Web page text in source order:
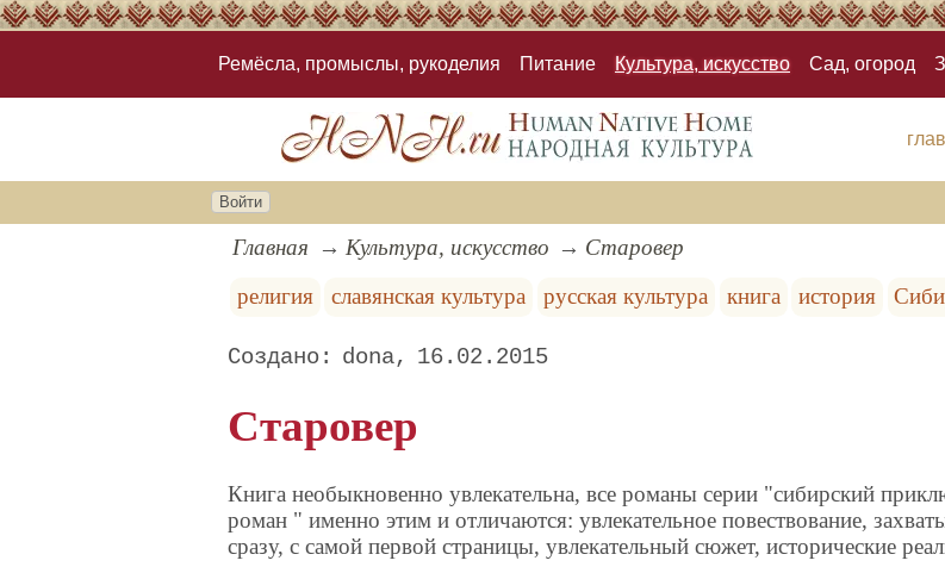
Ремёсла, промыслы, рукоделия Питание Культура, искусство Сад, огород
Войти
Главная Культура, искусство
Старовер
религия
славянская культура русская культура книга история
dona 16.02.2015
Старовер
Книга необыкновенно увлекательна, все романы серии "сибирский
роман " именно этим и отличаются: увлекательное повествование,
сразу, с самой первой страницы, увлекательный сюжет, исторические